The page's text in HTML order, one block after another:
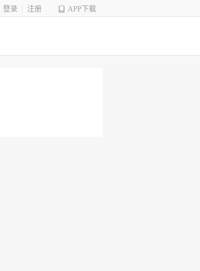
登录 注册 APP下载